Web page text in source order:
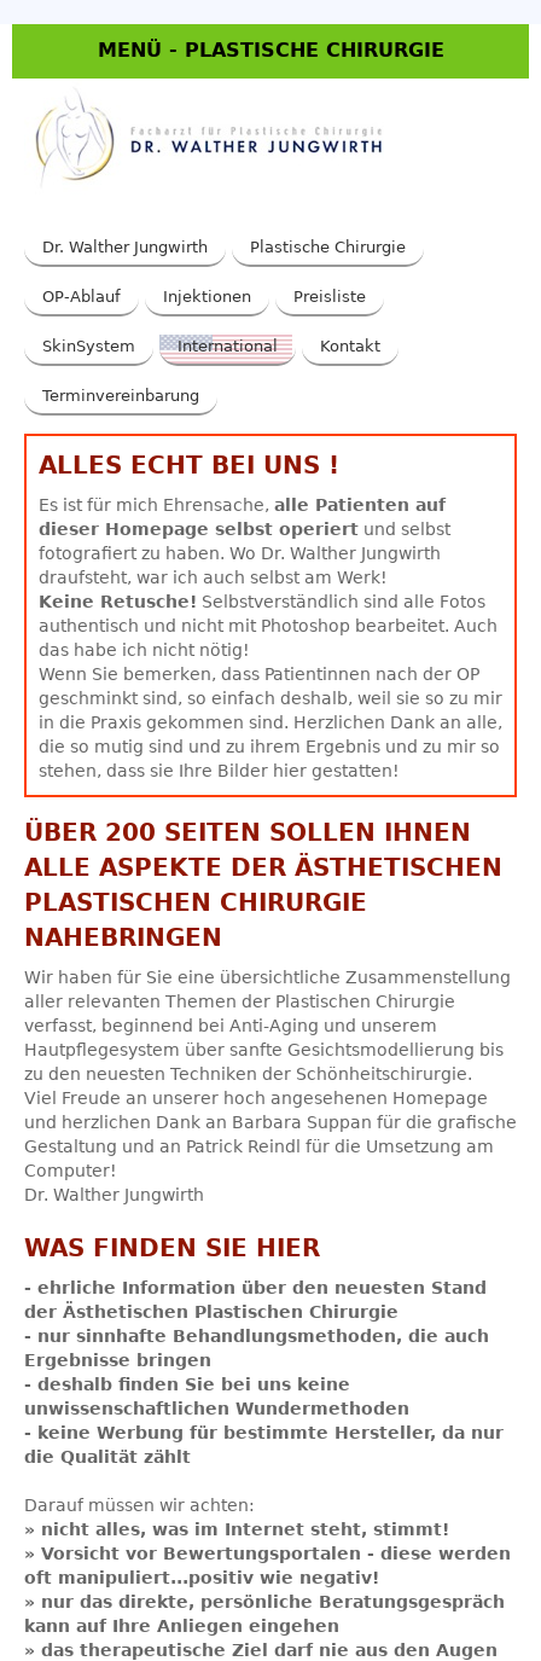
MENÜ - PLASTISCHE CHIRURGIE
Dr. Walther Jungwirth Plastische Chirurgie
OP-Ablauf Injektionen Preisliste
SkinSystem International Kontakt
Terminvereinbarung
ALLES ECHT BEI UNS !
Es ist für mich Ehrensache, alle Patienten auf
dieser Homepage selbst operiert und selbst
fotografiert zu haben. Wo Dr. Walther Jungwirth
draufsteht, war ich auch selbst am Werk!
Keine Retusche! Selbstverständlich sind alle Fotos
authentisch und nicht mit Photoshop bearbeitet. Auch
das habe ich nicht nötig!
Wenn Sie bemerken, dass Patientinnen nach der OP
geschminkt sind, so einfach deshalb, weil sie so zu mir
in die Praxis gekommen sind. Herzlichen Dank an alle,
die so mutig sind und zu ihrem Ergebnis und zu mir so
stehen, dass sie Ihre Bilder hier gestatten!
ÜBER 200 SEITEN SOLLEN IHNEN
ALLE ASPEKTE DER ÄSTHETISCHEN
PLASTISCHEN CHIRURGIE
NAHEBRINGEN
Wir haben für Sie eine übersichtliche Zusammenstellung
aller relevanten Themen der Plastischen Chirurgie
verfasst, beginnend bei Anti-Aging und unserem
Hautpflegesystem über sanfte Gesichtsmodellierung bis
zu den neuesten Techniken der Schönheitschirurgie.
Viel Freude an unserer hoch angesehenen Homepage
und herzlichen Dank an Barbara Suppan für die grafische
Gestaltung und an Patrick Reindl für die Umsetzung am
Computer!
Dr. Walther Jungwirth
WAS FINDEN SIE HIER
- ehrliche Information über den neuesten Stand
der Ästhetischen Plastischen Chirurgie
- nur sinnhafte Behandlungsmethoden, die auch
Ergebnisse bringen
- deshalb finden Sie bei uns keine
unwissenschaftlichen Wundermethoden
- keine Werbung für bestimmte Hersteller, da nur
die Qualität zählt
Darauf müssen wir achten:
» nicht alles, was im Internet steht, stimmt!
» Vorsicht vor Bewertungsportalen - diese werden
oft manipuliert...positiv wie negativ!
» nur das direkte, persönliche Beratungsgespräch
kann auf Ihre Anliegen eingehen
» das therapeutische Ziel darf nie aus den Augen